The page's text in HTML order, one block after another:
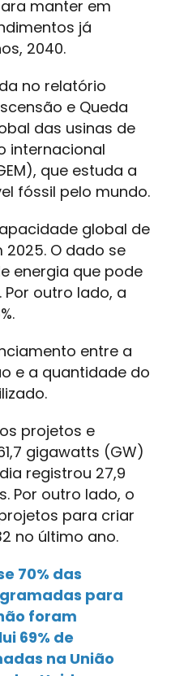
manter em
já
2040.
no relatório
e Queda
das usinas de
internacional
que estuda a
fóssil pelo mundo.
global de
2025. O dado se
energia que pode
outro lado, a
entre a
e a quantidade do
projetos e
gigawatts (GW)
registrou 27,9
Por outro lado, o
para criar
no último ano.
70% das
para
foram
69% de
na União